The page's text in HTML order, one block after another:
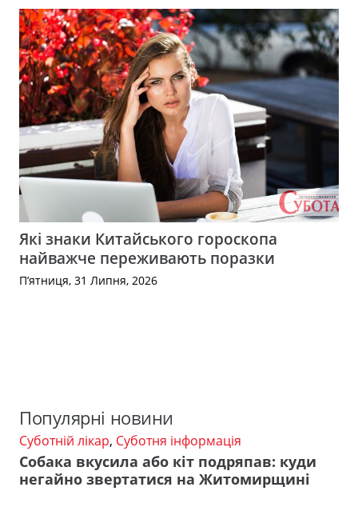
Які знаки Китайського гороскопа
найважче переживають поразки
П’ятниця, 31 Липня, 2026
Популярні новини
Суботній лікар, Суботня інформація
Собака вкусила або кіт подряпав: куди
негайно звертатися на Житомирщині